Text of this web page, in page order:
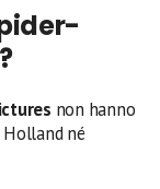
non hanno
Holland né